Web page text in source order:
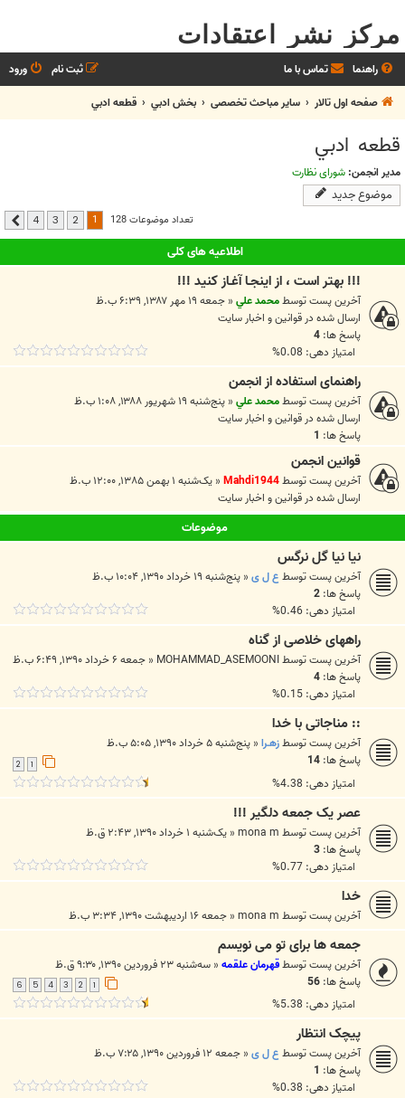
مرکز نشر اعتقادات
راهنما تماس با ما ورود
ثبت نام
صفحه اول تالار
سایر مباحث تخصصی بخش ادبي قطعه ادبي
قطعه ادبي
مدیر انجمن: شورای نظارت
موضوع جدید
تعداد موضوعات 128 2
3
4 بعدی
اطلاعیه های کلی
!!! بهتر است ، از اينجـا آغـاز کنيد !!!
آخرین پست توسطمحمد علي« جمعه ۱۹ مهر ۱۳۸۷, ۶:۳۹ ب.ظ
ارسال شده در قوانين و اخبار سايت
پاسخ ها: 4
امتیاز دهی: 0.08%
راهنمای استفاده از انجمن
آخرین پست توسطمحمد علي« پنج‌شنبه ۱۹ شهریور ۱۳۸۸, ۱:۰۸ ب.ظ
ارسال شده در قوانين و اخبار سايت
پاسخ ها: 1
قوانین انجمن
آخرین پست توسطMahdi1944
« یک‌شنبه ۱ بهمن ۱۳۸۵, ۱۲:۰۰ ب.ظ
ارسال شده در قوانين و اخبار سايت
موضوعات
نیا نیا گل نرگس
آخرین پست توسطع ل ی« پنج‌شنبه ۱۹ خرداد ۱۳۹۰, ۱۰:۰۴ ب.ظ
پاسخ ها: 2
امتیاز دهی: 0.46%
راههای خلاصی از گناه
آخرین پست توسطMOHAMMAD_ASEMOONI
« جمعه ۶ خرداد ۱۳۹۰, ۶:۴۹ ب.ظ
پاسخ ها: 4
امتیاز دهی: 0.15%
:: مناجاتی با خدا
آخرین پست توسطزهـرا« پنج‌شنبه ۵ خرداد ۱۳۹۰, ۵:۰۵ ب.ظ
پاسخ ها: 14
امتیاز دهی: 4.38%
عصر یک جمعه دلگیر !!!
آخرین پست توسطmona m
« یک‌شنبه ۱ خرداد ۱۳۹۰, ۲:۴۳ ق.ظ
پاسخ ها: 3
امتیاز دهی: 0.77%
خدا
آخرین پست توسطmona m
« جمعه ۱۶ اردیبهشت ۱۳۹۰, ۳:۳۴ ب.ظ
جمعه ها برای تو می نویسم
آخرین پست توسطقهرمان علقمه« سه‌شنبه ۲۳ فروردین ۱۳۹۰, ۹:۳۰ ق.ظ
پاسخ ها: 56
3
4
5
6
امتیاز دهی: 5.38%
پیچک انتظار
آخرین پست توسطع ل ی« جمعه ۱۲ فروردین ۱۳۹۰, ۷:۲۵ ب.ظ
پاسخ ها: 1
امتیاز دهی: 0.38%